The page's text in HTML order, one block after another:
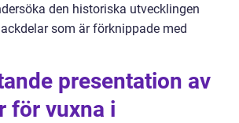
den historiska utvecklingen
som är förknippade med
presentation av
för vuxna i